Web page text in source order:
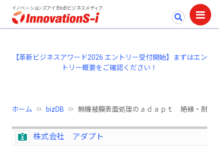
イノベーションズアイ BtoBビジネスメディア
【革新ビジネスアワード2026 エントリー受付開始】まずはエン
トリー概要をご確認ください！
ホーム bizDB 無機被膜表面処理のａｄａｐｔ 絶縁・耐薬
株式会社 アダプト